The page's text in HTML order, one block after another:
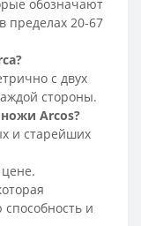
обозначают
пределах 20-67
?
с двух
стороны.
Arcos?
и старейших
и